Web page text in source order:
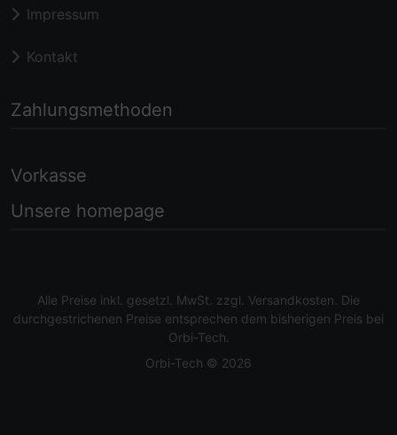
Impressum
Kontakt
Zahlungsmethoden
Vorkasse
Unsere homepage
Alle Preise inkl. gesetzl. MwSt. zzgl. Versandkosten . Die
durchgestrichenen Preise entsprechen dem bisherigen Preis bei
Orbi-Tech.
Orbi-Tech © 2026